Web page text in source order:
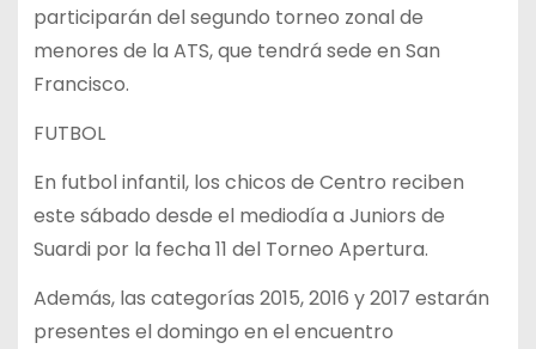
participarán del segundo torneo zonal de
menores de la ATS, que tendrá sede en San
Francisco.
FUTBOL
En futbol infantil, los chicos de Centro reciben
este sábado desde el mediodía a Juniors de
Suardi por la fecha 11 del Torneo Apertura.
Además, las categorías 2015, 2016 y 2017 estarán
presentes el domingo en el encuentro